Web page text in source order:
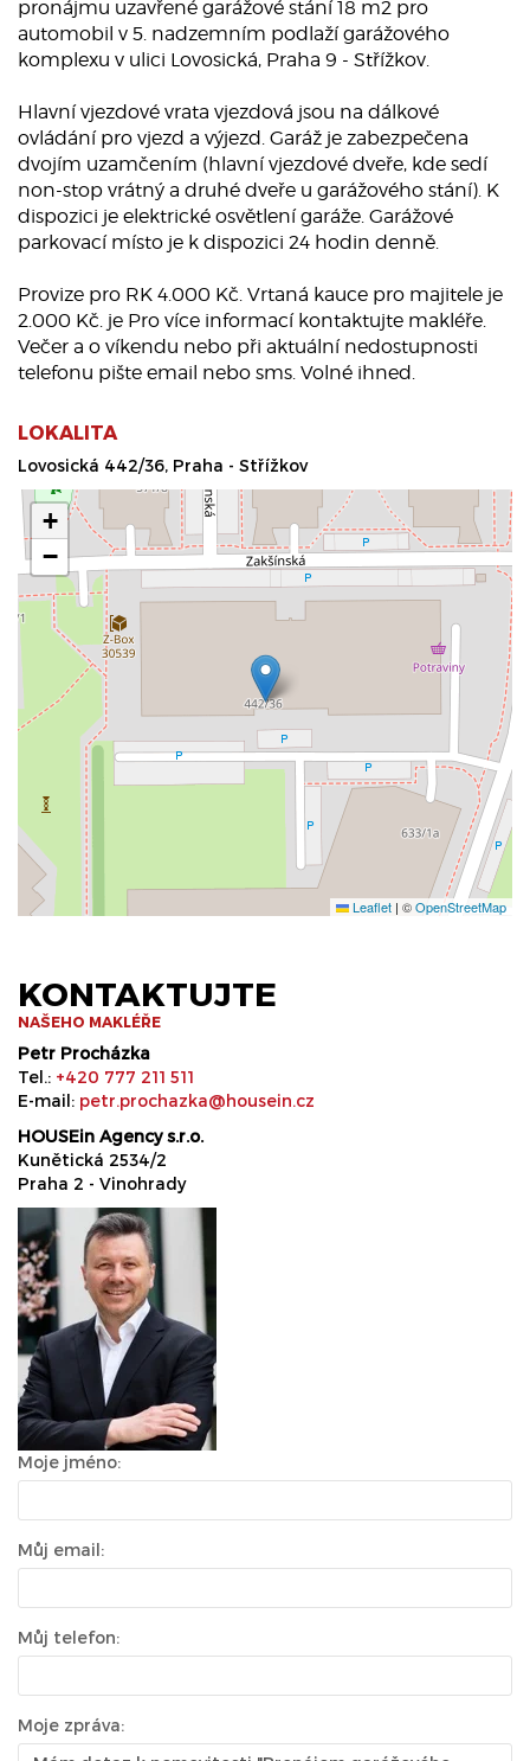
pronájmu uzavřené garážové stání 18 m2 pro
automobil v 5. nadzemním podlaží garážového
komplexu v ulici Lovosická, Praha 9 - Střížkov.
Hlavní vjezdové vrata vjezdová jsou na dálkové
ovládání pro vjezd a výjezd. Garáž je zabezpečena
dvojím uzamčením (hlavní vjezdové dveře, kde sedí
non-stop vrátný a druhé dveře u garážového stání). K
dispozici je elektrické osvětlení garáže. Garážové
parkovací místo je k dispozici 24 hodin denně.
Provize pro RK 4.000 Kč. Vrtaná kauce pro majitele je
2.000 Kč. je Pro více informací kontaktujte makléře.
Večer a o víkendu nebo při aktuální nedostupnosti
telefonu pište email nebo sms. Volné ihned.
LOKALITA
Lovosická 442/36, Praha - Střížkov
+
−
Leaflet | ©OpenStreetMap
KONTAKTUJTE
NAŠEHO MAKLÉŘE
Petr Procházka
Tel.: +420 777 211 511
E-mail: petr.prochazka@housein.cz
HOUSEin Agency s.r.o.
Kunětická 2534/2
Praha 2 - Vinohrady
Moje jméno:
Můj email:
Můj telefon:
Moje zpráva: